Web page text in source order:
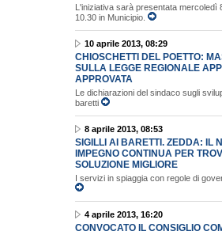
L'iniziativa sarà presentata mercoledì
10.30 in Municipio.
10 aprile 2013, 08:29
CHIOSCHETTI DEL POETTO:
SULLA LEGGE REGIONALE
APPROVATA
Le dichiarazioni del sindaco sugli
baretti
8 aprile 2013, 08:53
SIGILLI AI BARETTI. ZEDDA: IL
IMPEGNO CONTINUA PER
SOLUZIONE MIGLIORE
I servizi in spiaggia con regole di
4 aprile 2013, 16:20
CONVOCATO IL CONSIGLIO